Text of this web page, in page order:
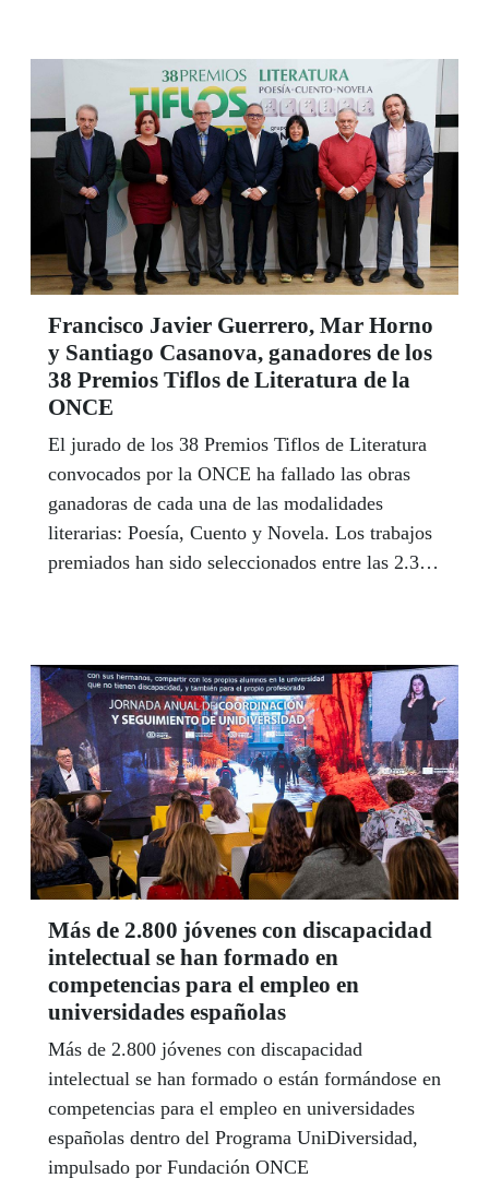
Francisco Javier Guerrero, Mar Horno
y Santiago Casanova, ganadores de los
38 Premios Tiflos de Literatura de la
ONCE
El jurado de los 38 Premios Tiflos de Literatura
convocados por la ONCE ha fallado las obras
ganadoras de cada una de las modalidades
literarias: Poesía, Cuento y Novela. Los trabajos
premiados han sido seleccionados entre las 2.338
Más de 2.800 jóvenes con discapacidad
intelectual se han formado en
competencias para el empleo en
universidades españolas
Más de 2.800 jóvenes con discapacidad
intelectual se han formado o están formándose en
competencias para el empleo en universidades
españolas dentro del Programa UniDiversidad,
impulsado por Fundación ONCE